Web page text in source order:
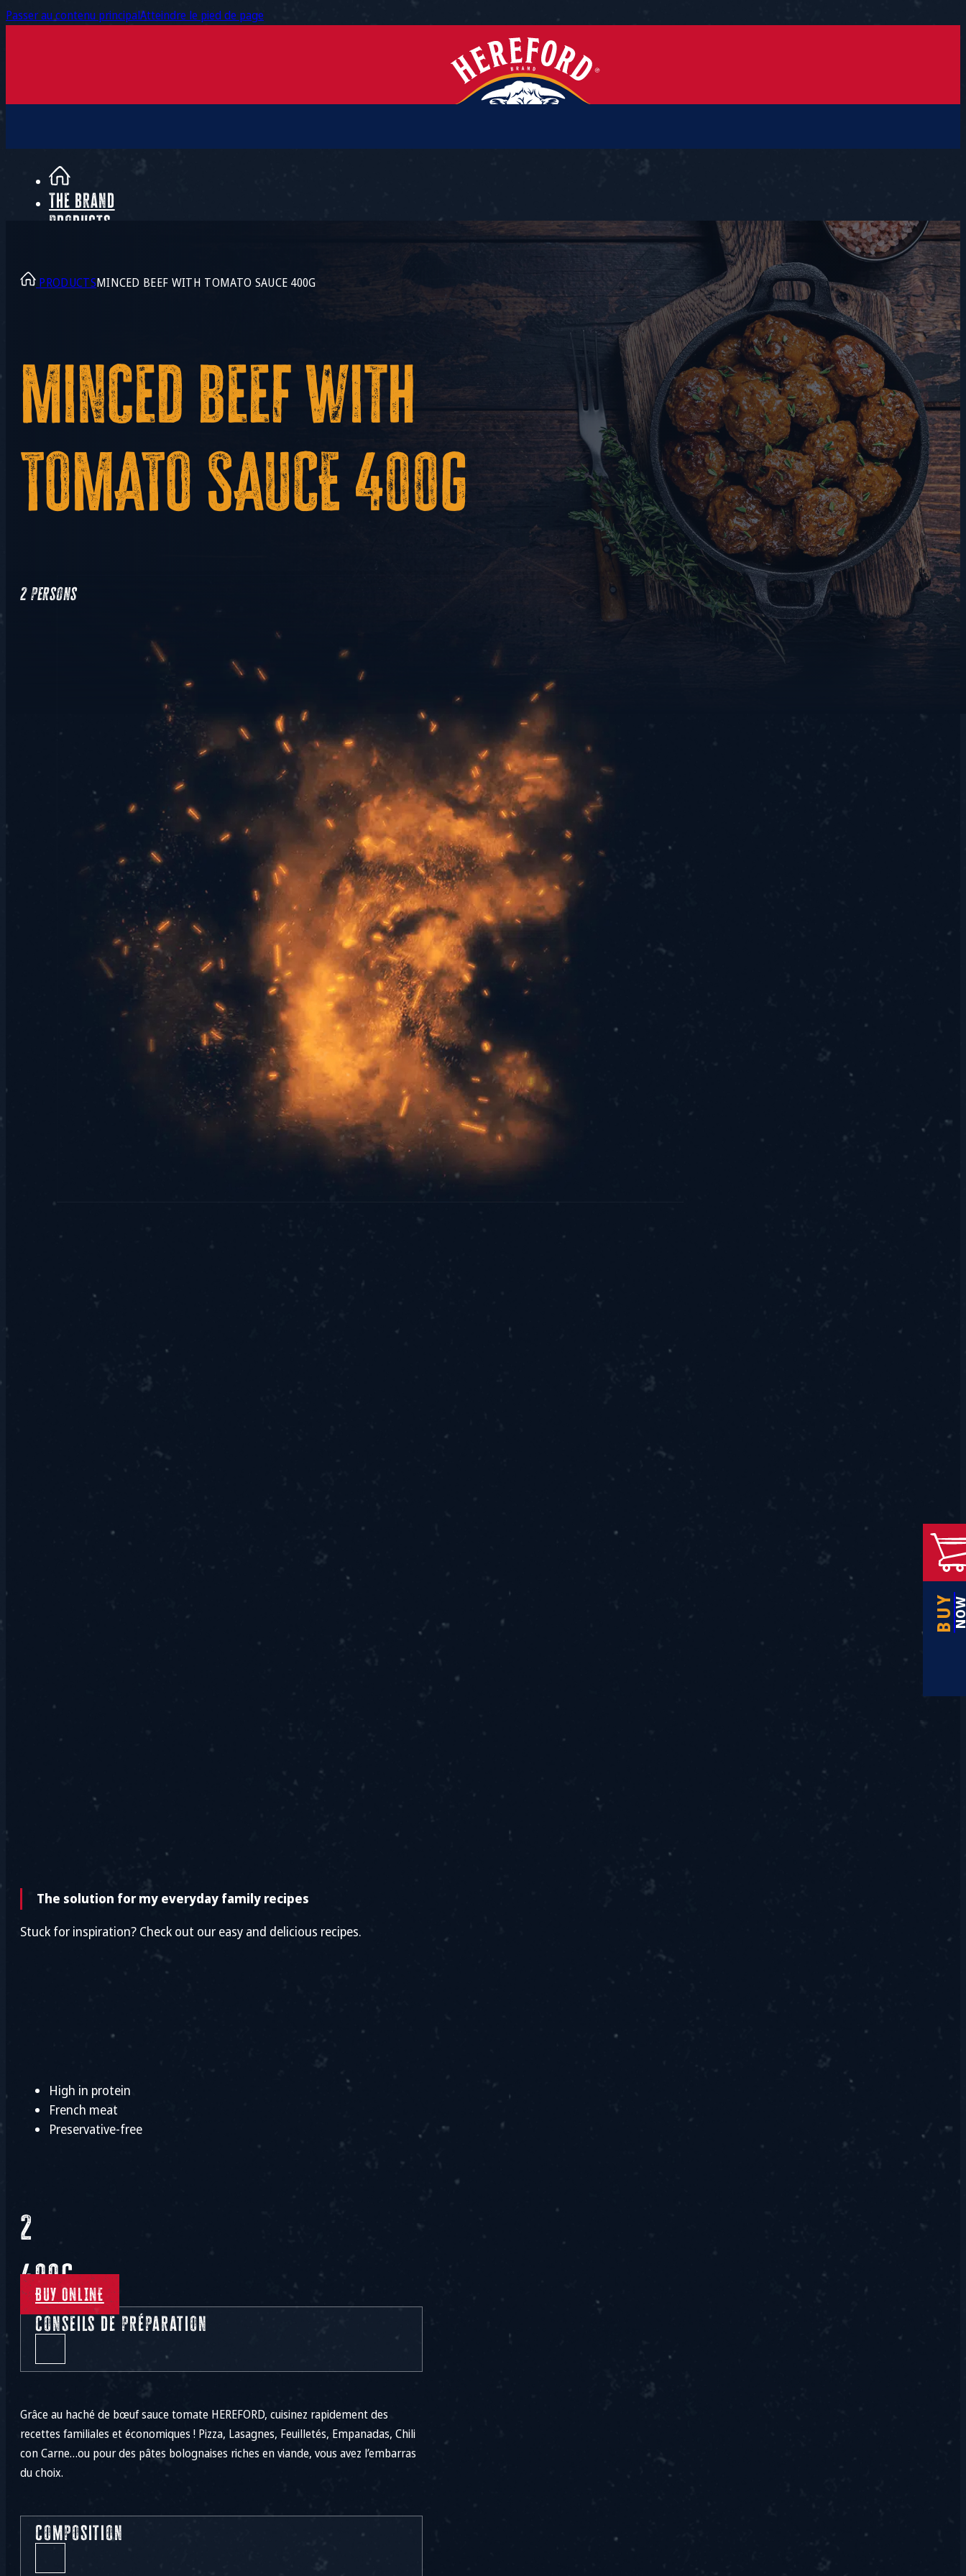
Passer au contenu principalAtteindre le pied de page
BUY
The brand
Products
PRODUCTSMINCED BEEF WITH TOMATO SAUCE 400G
Minced beef with
TOMATO SAUCE 400g
2 persons
The solution for my everyday family recipes
Stuck for inspiration? Check out our easy and delicious recipes.
High in protein
French meat
Preservative-free
2
400g
BUY ONLINE
Conseils de préparation
Grâce au haché de bœuf sauce tomate HEREFORD, cuisinez rapidement des
recettes familiales et économiques ! Pizza, Lasagnes, Feuilletés, Empanadas, Chili
con Carne…ou pour des pâtes bolognaises riches en viande, vous avez l’embarras
du choix.
Composition